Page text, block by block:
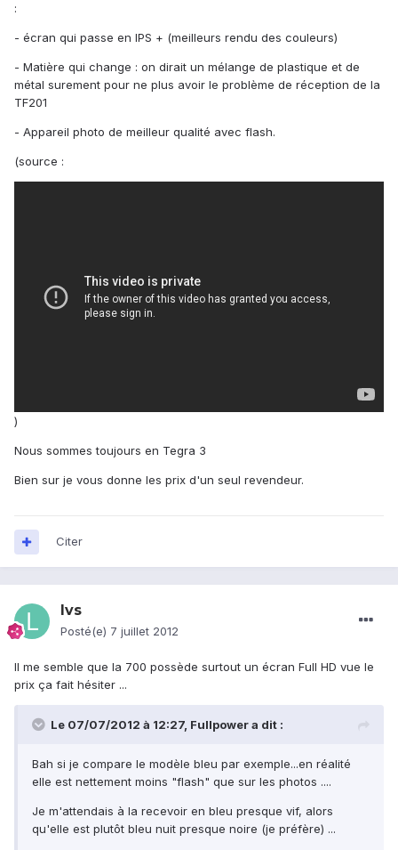
:
- écran qui passe en IPS + (meilleurs rendu des couleurs)
- Matière qui change : on dirait un mélange de plastique et de
métal surement pour ne plus avoir le problème de réception de la
TF201
- Appareil photo de meilleur qualité avec flash.
(source :
)
Nous sommes toujours en Tegra 3
Bien sur je vous donne les prix d'un seul revendeur.
Citer
lvs
Posté(e) 7 juillet 2012
Il me semble que la 700 possède surtout un écran Full HD vue le
prix ça fait hésiter ...
Le 07/07/2012 à 12:27, Fullpower a dit :
Bah si je compare le modèle bleu par exemple...en réalité
elle est nettement moins "flash" que sur les photos ....
Je m'attendais à la recevoir en bleu presque vif, alors
qu'elle est plutôt bleu nuit presque noire (je préfère) ...